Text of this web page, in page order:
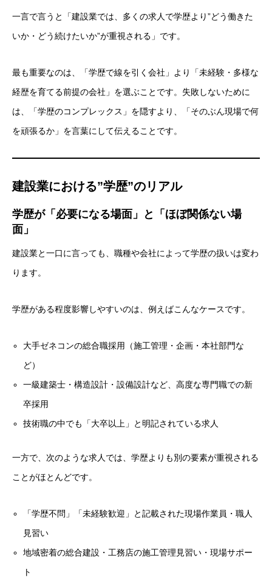
一言で言うと「建設業では、多くの求人で学歴より”どう働きた
いか・どう続けたいか”が重視される」です。
最も重要なのは、「学歴で線を引く会社」より「未経験・多様な
経歴を育てる前提の会社」を選ぶことです。失敗しないために
は、「学歴のコンプレックス」を隠すより、「そのぶん現場で何
を頑張るか」を言葉にして伝えることです。
建設業における”学歴”のリアル
学歴が「必要になる場面」と「ほぼ関係ない場
面」
建設業と一口に言っても、職種や会社によって学歴の扱いは変わ
ります。
学歴がある程度影響しやすいのは、例えばこんなケースです。
大手ゼネコンの総合職採用（施工管理・企画・本社部門な
ど）
一級建築士・構造設計・設備設計など、高度な専門職での新
卒採用
技術職の中でも「大卒以上」と明記されている求人
一方で、次のような求人では、学歴よりも別の要素が重視される
ことがほとんどです。
「学歴不問」「未経験歓迎」と記載された現場作業員・職人
見習い
地域密着の総合建設・工務店の施工管理見習い・現場サポー
ト